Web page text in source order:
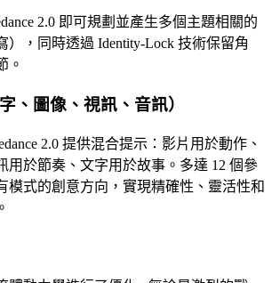
2.0 即可規劃並產生多個主題相關的
），同時透過 Identity-Lock 技術保留角
。
、圖像、視訊、音訊）
2.0 提供混合提示：影片用於動作、
用於節奏、文字用於故事。多達 12 個參
模式的創意方向，實現精確性、靈活性和